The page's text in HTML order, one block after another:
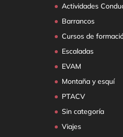
Actividades
Barrancos
Cursos de
Escaladas
EVAM
Montaña y esquí
PTACV
Sin categoría
Viajes